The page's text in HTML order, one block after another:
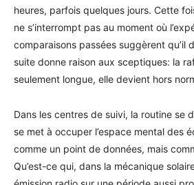
heures, parfois quelques jours. Cette
ne s’interrompt pas au moment où
comparaisons passées suggèrent qu’il
suite donne raison aux sceptiques: la
seulement longue, elle devient hors
Dans les centres de suivi, la routine se
se met à occuper l’espace mental des
comme un point de données, mais
Qu’est-ce qui, dans la mécanique